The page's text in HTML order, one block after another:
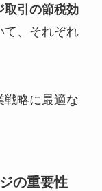
取引の節税効
て、それぞれ
戦略に最適な
の重要性